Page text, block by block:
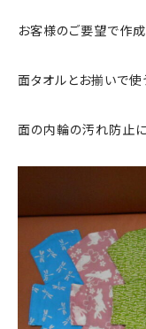
お客様のご要望で作成
面タオルとお揃いで使
面の内輪の汚れ防止に